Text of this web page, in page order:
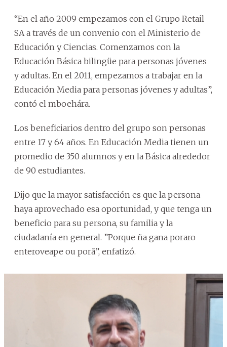
“En el año 2009 empezamos con el Grupo Retail
SA a través de un convenio con el Ministerio de
Educación y Ciencias. Comenzamos con la
Educación Básica bilingüe para personas jóvenes
y adultas. En el 2011, empezamos a trabajar en la
Educación Media para personas jóvenes y adultas”,
contó el mboehára.
Los beneficiarios dentro del grupo son personas
entre 17 y 64 años. En Educación Media tienen un
promedio de 350 alumnos y en la Básica alrededor
de 90 estudiantes.
Dijo que la mayor satisfacción es que la persona
haya aprovechado esa oportunidad, y que tenga un
beneficio para su persona, su familia y la
ciudadanía en general. ”Porque ña gana poraro
enteroveape ou porã”, enfatizó.